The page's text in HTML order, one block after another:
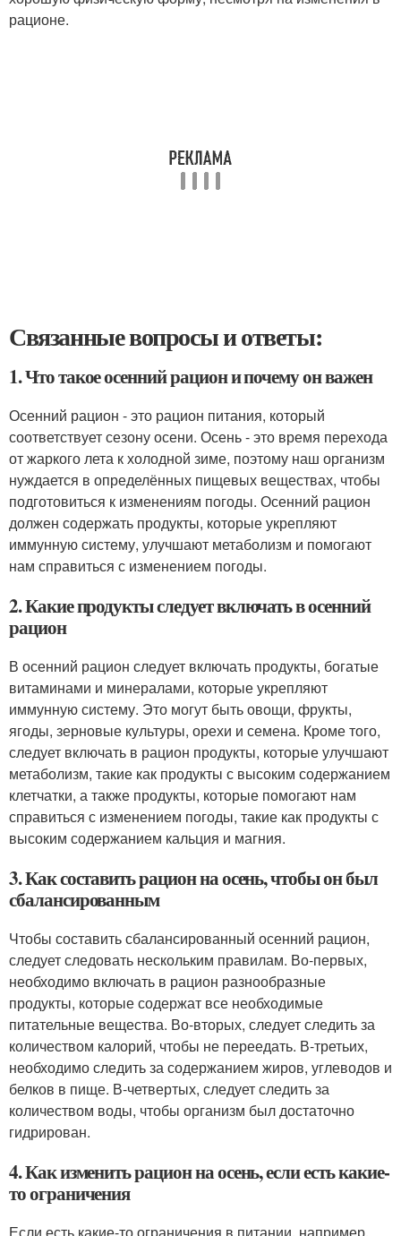
рационе.
Связанные вопросы и ответы:
1. Что такое осенний рацион и почему он важен
Осенний рацион - это рацион питания, который
соответствует сезону осени. Осень - это время перехода
от жаркого лета к холодной зиме, поэтому наш организм
нуждается в определённых пищевых веществах, чтобы
подготовиться к изменениям погоды. Осенний рацион
должен содержать продукты, которые укрепляют
иммунную систему, улучшают метаболизм и помогают
нам справиться с изменением погоды.
2. Какие продукты следует включать в осенний
рацион
В осенний рацион следует включать продукты, богатые
витаминами и минералами, которые укрепляют
иммунную систему. Это могут быть овощи, фрукты,
ягоды, зерновые культуры, орехи и семена. Кроме того,
следует включать в рацион продукты, которые улучшают
метаболизм, такие как продукты с высоким содержанием
клетчатки, а также продукты, которые помогают нам
справиться с изменением погоды, такие как продукты с
высоким содержанием кальция и магния.
3. Как составить рацион на осень, чтобы он был
сбалансированным
Чтобы составить сбалансированный осенний рацион,
следует следовать нескольким правилам. Во-первых,
необходимо включать в рацион разнообразные
продукты, которые содержат все необходимые
питательные вещества. Во-вторых, следует следить за
количеством калорий, чтобы не переедать. В-третьих,
необходимо следить за содержанием жиров, углеводов и
белков в пище. В-четвертых, следует следить за
количеством воды, чтобы организм был достаточно
гидрирован.
4. Как изменить рацион на осень, если есть какие-
то ограничения